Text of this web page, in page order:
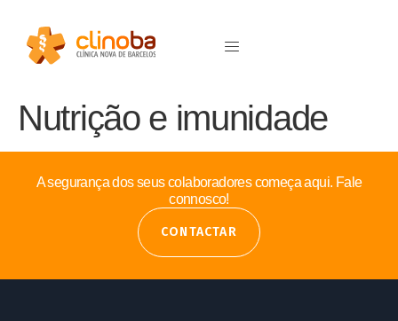
Nutrição e imunidade
A segurança dos seus colaboradores começa aqui. Fale
connosco!
CONTACTAR